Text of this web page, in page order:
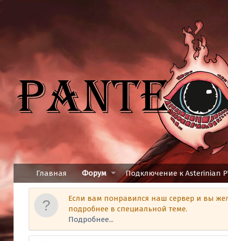
Главная Форум Подключение к Asterinian
Если вам понравился наш сервер и вы
подробнее в специальной теме.
Подробнее...